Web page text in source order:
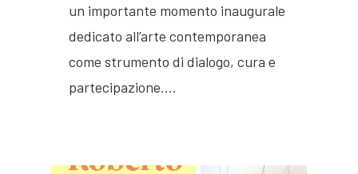
un importante momento inaugurale
dedicato all’arte contemporanea
come strumento di dialogo, cura e
partecipazione.…